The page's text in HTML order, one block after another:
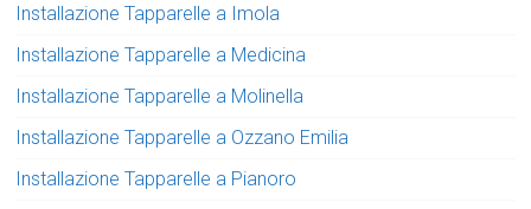
Installazione Tapparelle a Imola
Installazione Tapparelle a Medicina
Installazione Tapparelle a Molinella
Installazione Tapparelle a Ozzano Emilia
Installazione Tapparelle a Pianoro